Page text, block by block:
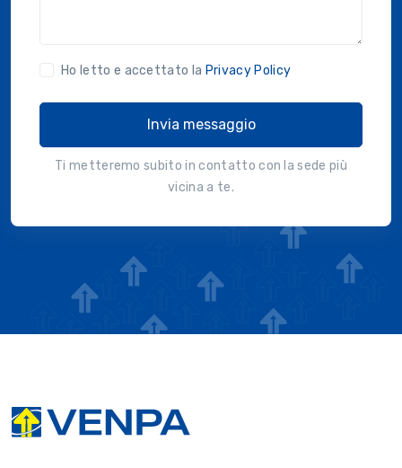
Ho letto e accettato la Privacy Policy
Invia messaggio
Ti metteremo subito in contatto con la sede più
vicina a te.